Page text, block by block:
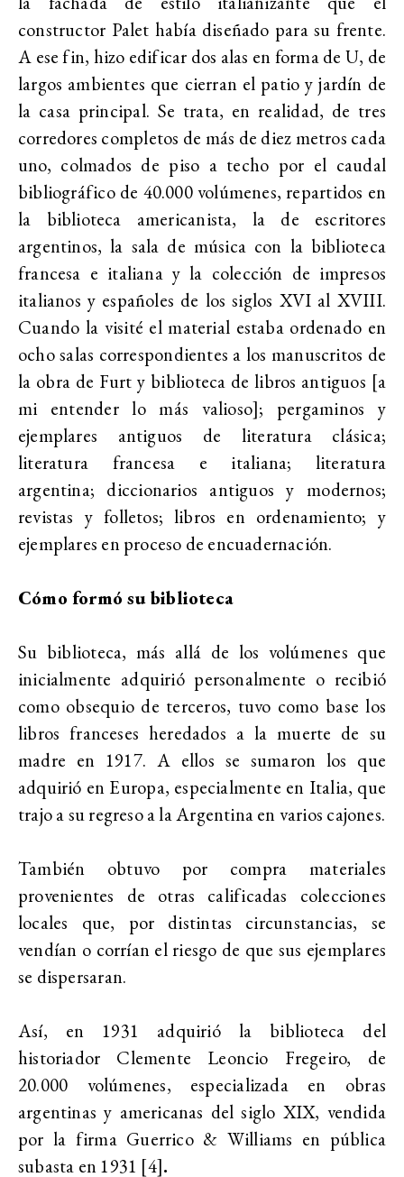
constructor Palet había diseñado para su frente.
A ese fin, hizo edificar dos alas en forma de U, de
largos ambientes que cierran el patio y jardín de
la casa principal. Se trata, en realidad, de tres
corredores completos de más de diez metros cada
uno, colmados de piso a techo por el caudal
bibliográfico de 40.000 volúmenes, repartidos en
la biblioteca americanista, la de escritores
argentinos, la sala de música con la biblioteca
francesa e italiana y la colección de impresos
italianos y españoles de los siglos XVI al XVIII.
Cuando la visité el material estaba ordenado en
ocho salas correspondientes a los manuscritos de
la obra de Furt y biblioteca de libros antiguos [a
mi entender lo más valioso]; pergaminos y
ejemplares antiguos de literatura clásica;
literatura francesa e italiana; literatura
argentina; diccionarios antiguos y modernos;
revistas y folletos; libros en ordenamiento; y
ejemplares en proceso de encuadernación.
Cómo formó su biblioteca
Su biblioteca, más allá de los volúmenes que
inicialmente adquirió personalmente o recibió
como obsequio de terceros, tuvo como base los
libros franceses heredados a la muerte de su
madre en 1917. A ellos se sumaron los que
adquirió en Europa, especialmente en Italia, que
trajo a su regreso a la Argentina en varios cajones.
También obtuvo por compra materiales
provenientes de otras calificadas colecciones
locales que, por distintas circunstancias, se
vendían o corrían el riesgo de que sus ejemplares
se dispersaran.
Así, en 1931 adquirió la biblioteca del
historiador Clemente Leoncio Fregeiro, de
20.000 volúmenes, especializada en obras
argentinas y americanas del siglo XIX, vendida
por la firma Guerrico & Williams en pública
subasta en 1931 [4].